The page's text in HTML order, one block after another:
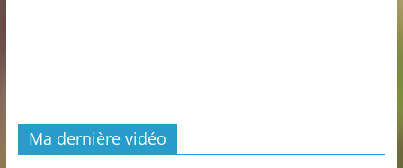
Ma dernière vidéo